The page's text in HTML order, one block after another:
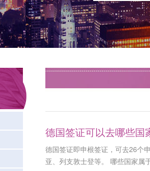
德国签证可以去哪些国
德国签证即申根签证，可去26个
亚、列支敦士登等。 哪些国家属